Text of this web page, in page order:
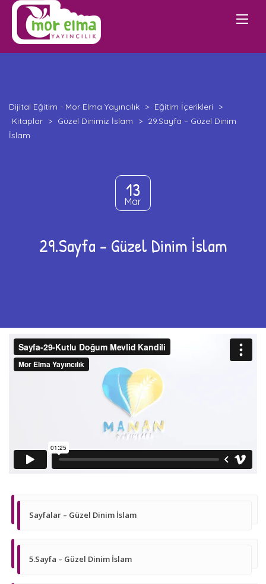
Dijital Eğitim - Mor Elma Yayıncılık > Eğitim İçerikleri
>
Kitaplar > Güzel Dinimiz İslam > 29.Sayfa – Güzel Dinim
İslam
13
Mar
29.Sayfa – Güzel Dinim İslam
Sayfalar – Güzel Dinim İslam
5.Sayfa – Güzel Dinim İslam